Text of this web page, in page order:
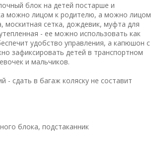
блок на детей постарше и
можно лицом к родителю, а можно лицом
москитная сетка, дождевик, муфта для
- ее можно использовать как
удобство управления, а капюшон с
зафиксировать детей в транспортном
и мальчиков.
- сдать в багаж коляску не составит
блока, подстаканник